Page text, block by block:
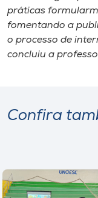
práticas
fomentando a
o processo de
concluiu a
Confira